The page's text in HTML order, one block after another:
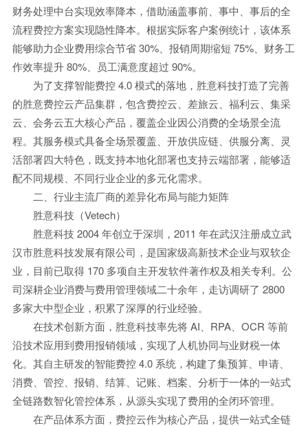
财务处理中台实现效率降本，借助涵盖事前、事中、事后的全
流程费控方案实现隐性降本。根据实际客户案例统计，该体系
能够助力企业费用综合节省 30%、报销周期缩短 75%、财务工
作效率提升 80%、员工满意度超过 90%。
为了支撑智能费控 4.0 模式的落地，胜意科技打造了完善
的胜意费控云产品集群，包含费控云、差旅云、福利云、集采
云、会务云五大核心产品，覆盖企业因公消费的全场景全流
程。其服务模式具备全场景覆盖、开放供应链、供服分离、灵
活部署四大特色，既支持本地化部署也支持云端部署，能够适
配不同规模、不同行业企业的多元化需求。
二、行业主流厂商的差异化布局与能力矩阵
胜意科技（Vetech）
胜意科技 2004 年创立于深圳，2011 年在武汉注册成立武
汉市胜意科技发展有限公司，是国家级高新技术企业与双软企
业，目前已取得 170 多项自主开发软件著作权及相关专利。公
司深耕企业消费与费用管理领域二十余年，走访调研了 2800
多家大中型企业，积累了深厚的行业经验。
在技术创新方面，胜意科技率先将 AI、RPA、OCR 等前
沿技术应用到费用报销领域，实现了人机协同与业财税一体
化。其自主研发的智能费控 4.0 系统，构建了集预算、申请、
消费、管控、报销、结算、记账、档案、分析于一体的一站式
全链路数智化管控体系，从源头实现了费用的全闭环管理。
在产品体系方面，费控云作为核心产品，提供一站式全链